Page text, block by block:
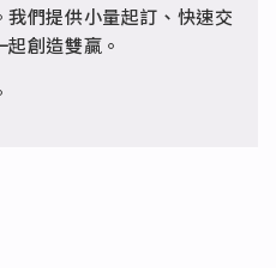
協助處理。
們提供小量起訂、快速交
創造雙贏。